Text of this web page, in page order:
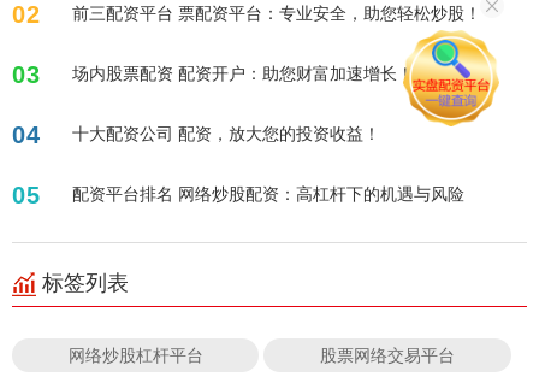
02 前三配资平台 票配资平台：专业安全，助您轻松炒股！
03 场内股票配资 配资开户：助您财富加速增长！
04 十大配资公司 配资，放大您的投资收益！
05 配资平台排名 网络炒股配资：高杠杆下的机遇与风险
标签列表
网络炒股杠杆平台 股票网络交易平台